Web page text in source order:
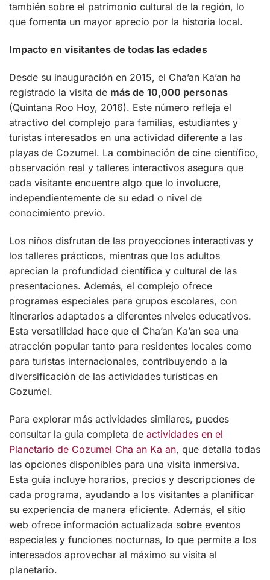
también sobre el patrimonio cultural de la región, lo
que fomenta un mayor aprecio por la historia local.
Impacto en visitantes de todas las edades
Desde su inauguración en 2015, el Cha’an Ka’an ha
registrado la visita de más de 10,000 personas
(Quintana Roo Hoy, 2016). Este número refleja el
atractivo del complejo para familias, estudiantes y
turistas interesados en una actividad diferente a las
playas de Cozumel. La combinación de cine científico,
observación real y talleres interactivos asegura que
cada visitante encuentre algo que lo involucre,
independientemente de su edad o nivel de
conocimiento previo.
Los niños disfrutan de las proyecciones interactivas y
los talleres prácticos, mientras que los adultos
aprecian la profundidad científica y cultural de las
presentaciones. Además, el complejo ofrece
programas especiales para grupos escolares, con
itinerarios adaptados a diferentes niveles educativos.
Esta versatilidad hace que el Cha’an Ka’an sea una
atracción popular tanto para residentes locales como
para turistas internacionales, contribuyendo a la
diversificación de las actividades turísticas en
Cozumel.
Para explorar más actividades similares, puedes
consultar la guía completa de actividades en el
Planetario de Cozumel Cha an Ka an, que detalla todas
las opciones disponibles para una visita inmersiva.
Esta guía incluye horarios, precios y descripciones de
cada programa, ayudando a los visitantes a planificar
su experiencia de manera eficiente. Además, el sitio
web ofrece información actualizada sobre eventos
especiales y funciones nocturnas, lo que permite a los
interesados aprovechar al máximo su visita al
planetario.